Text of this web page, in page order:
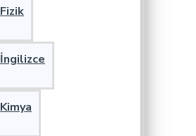
Fizik
İngilizce
Kimya